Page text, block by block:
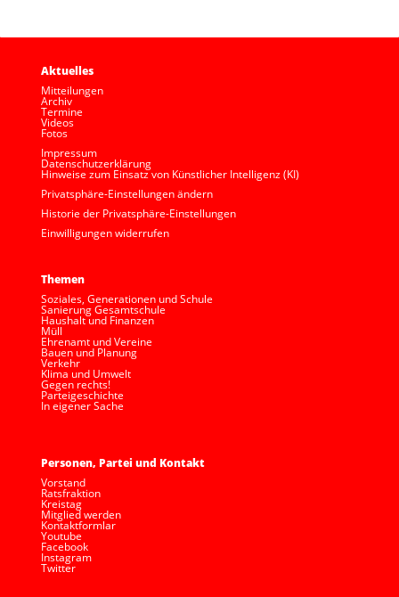
Aktuelles
Mitteilungen
Archiv
Termine
Videos
Fotos
Impressum
Datenschutzerklärung
Hinweise zum Einsatz von Künstlicher Intelligenz (KI)
Privatsphäre-Einstellungen ändern
Historie der Privatsphäre-Einstellungen
Einwilligungen widerrufen
Themen
Soziales, Generationen und Schule
Sanierung Gesamtschule
Haushalt und Finanzen
Müll
Ehrenamt und Vereine
Bauen und Planung
Verkehr
Klima und Umwelt
Gegen rechts!
Parteigeschichte
In eigener Sache
Personen, Partei und Kontakt
Vorstand
Ratsfraktion
Kreistag
Mitglied werden
Kontaktformlar
Youtube
Facebook
Instagram
Twitter